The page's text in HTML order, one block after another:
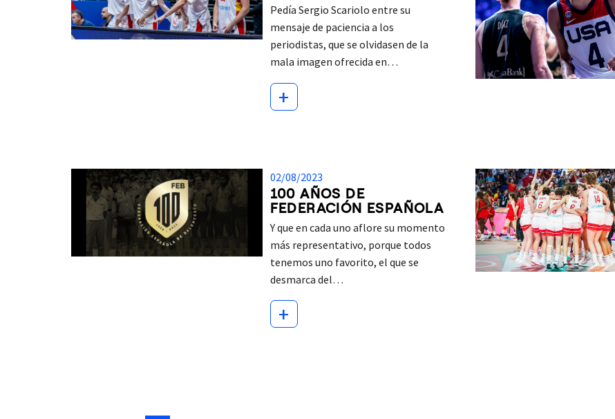
Pedía Sergio Scariolo entre su
mensaje de paciencia a los
periodistas, que se olvidasen de la
mala imagen ofrecida en…
+
02/08/2023
100 AÑOS DE
FEDERACIÓN ESPAÑOLA
Y que en cada uno aflore su momento
más representativo, porque todos
tenemos uno favorito, el que se
desmarca del…
+